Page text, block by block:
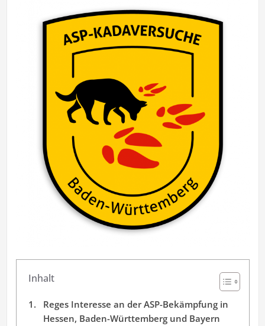
Inhalt
Reges Interesse an der ASP-Bekämpfung in
Hessen, Baden-Württemberg und Bayern